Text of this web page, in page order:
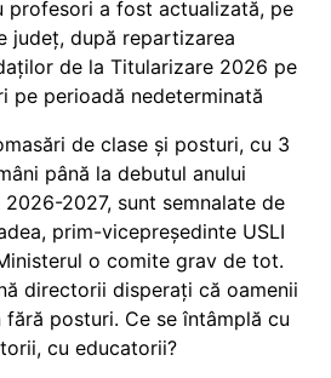
profesori a fost actualizată, pe
județ, după repartizarea
de la Titularizare 2026 pe
pe perioadă nedeterminată
de clase și posturi, cu 3
până la debutul anului
2026-2027, sunt semnalate de
prim-vicepreședinte USLI
o comite grav de tot.
directorii disperați că oamenii
fără posturi. Ce se întâmplă cu
cu educatorii?